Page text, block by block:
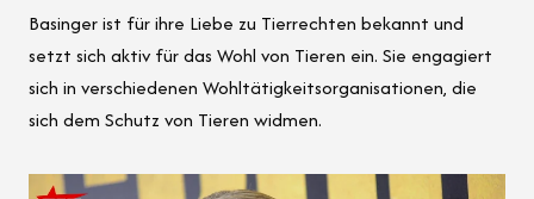
Basinger ist für ihre Liebe zu Tierrechten bekannt und
setzt sich aktiv für das Wohl von Tieren ein. Sie engagiert
sich in verschiedenen Wohltätigkeitsorganisationen, die
sich dem Schutz von Tieren widmen.